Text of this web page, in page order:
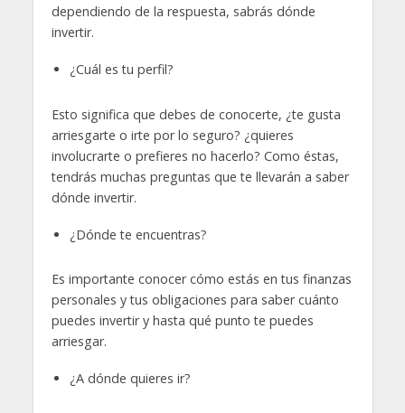
dependiendo de la respuesta, sabrás dónde
invertir.
¿Cuál es tu perfil?
Esto significa que debes de conocerte, ¿te gusta
arriesgarte o irte por lo seguro? ¿quieres
involucrarte o prefieres no hacerlo? Como éstas,
tendrás muchas preguntas que te llevarán a saber
dónde invertir.
¿Dónde te encuentras?
Es importante conocer cómo estás en tus finanzas
personales y tus obligaciones para saber cuánto
puedes invertir y hasta qué punto te puedes
arriesgar.
¿A dónde quieres ir?